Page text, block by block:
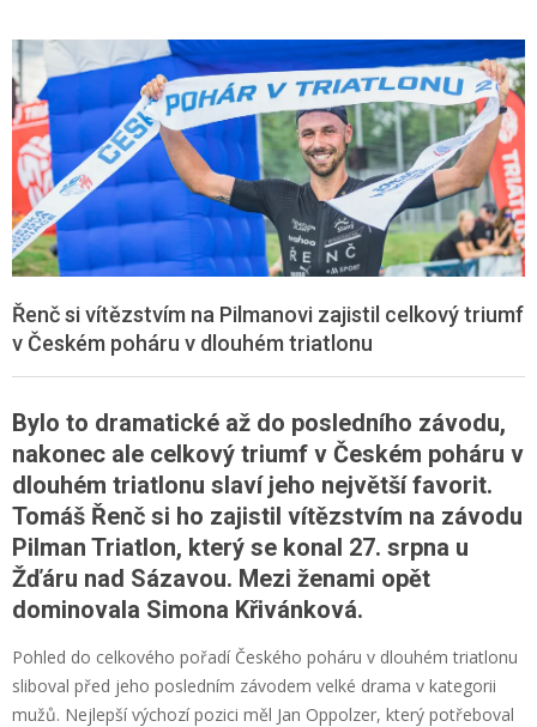
Řenč si vítězstvím na Pilmanovi zajistil celkový triumf
v Českém poháru v dlouhém triatlonu
Bylo to dramatické až do posledního závodu,
nakonec ale celkový triumf v Českém poháru v
dlouhém triatlonu slaví jeho největší favorit.
Tomáš Řenč si ho zajistil vítězstvím na závodu
Pilman Triatlon, který se konal 27. srpna u
Žďáru nad Sázavou. Mezi ženami opět
dominovala Simona Křivánková.
Pohled do celkového pořadí Českého poháru v dlouhém triatlonu
sliboval před jeho posledním závodem velké drama v kategorii
mužů. Nejlepší výchozí pozici měl Jan Oppolzer, který potřeboval